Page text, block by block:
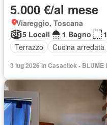
5.000 €/al mese
Viareggio, Toscana
5 Locali
1 Bagno
Terrazzo
Cucina arredata
3 lug 2026 in Casaclick - BLUME